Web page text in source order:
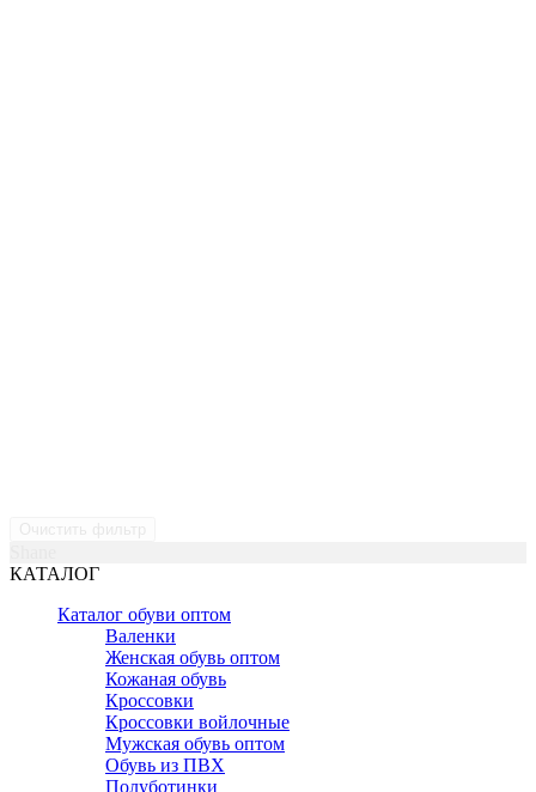
КАТАЛОГ
Каталог обуви оптом
Валенки
Женская обувь оптом
Кожаная обувь
Кроссовки
Кроссовки войлочные
Мужская обувь оптом
Обувь из ПВХ
Полуботинки